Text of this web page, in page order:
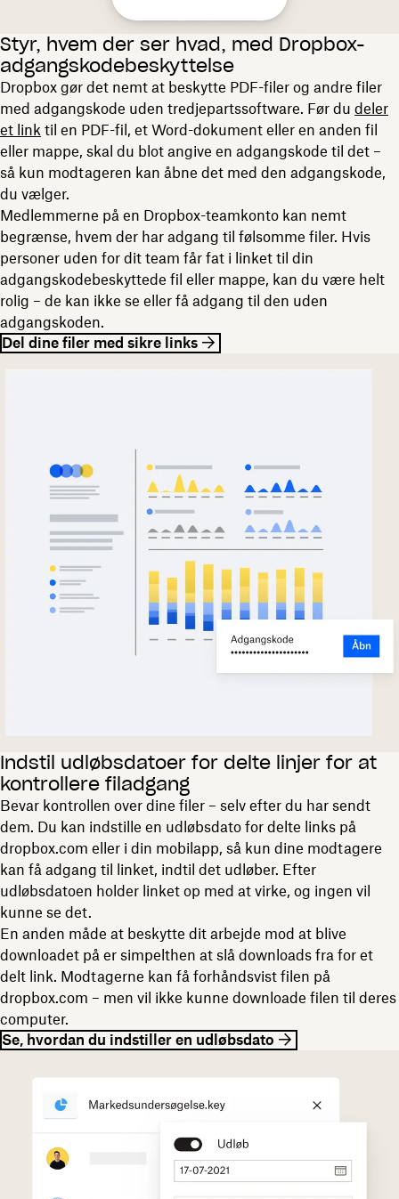
Styr, hvem der ser hvad, med Dropbox-
adgangskodebeskyttelse
Dropbox gør det nemt at beskytte PDF-filer og andre filer
med adgangskode uden tredjepartssoftware. Før du deler
et link til en PDF-fil, et Word-dokument eller en anden fil
eller mappe, skal du blot angive en adgangskode til det –
så kun modtageren kan åbne det med den adgangskode,
du vælger.
Medlemmerne på en Dropbox-teamkonto kan nemt
begrænse, hvem der har adgang til følsomme filer. Hvis
personer uden for dit team får fat i linket til din
adgangskodebeskyttede fil eller mappe, kan du være helt
rolig – de kan ikke se eller få adgang til den uden
adgangskoden.
Del dine filer med sikre links
Indstil udløbsdatoer for delte linjer for at
kontrollere filadgang
Bevar kontrollen over dine filer – selv efter du har sendt
dem. Du kan indstille en udløbsdato for delte links på
dropbox.com eller i din mobilapp, så kun dine modtagere
kan få adgang til linket, indtil det udløber. Efter
udløbsdatoen holder linket op med at virke, og ingen vil
kunne se det.
En anden måde at beskytte dit arbejde mod at blive
downloadet på er simpelthen at slå downloads fra for et
delt link. Modtagerne kan få forhåndsvist filen på
dropbox.com – men vil ikke kunne downloade filen til deres
computer.
Se, hvordan du indstiller en udløbsdato